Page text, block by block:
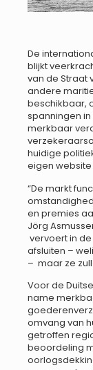
De
blijkt
van de Straat
andere
beschikbaar,
spanningen
merkbaar
huidige
eigen website
“De markt
en premies
Jörg
vervoert in
afsluiten –
– maar ze
Voor de
name
omvang van
getroffen
beoordeling